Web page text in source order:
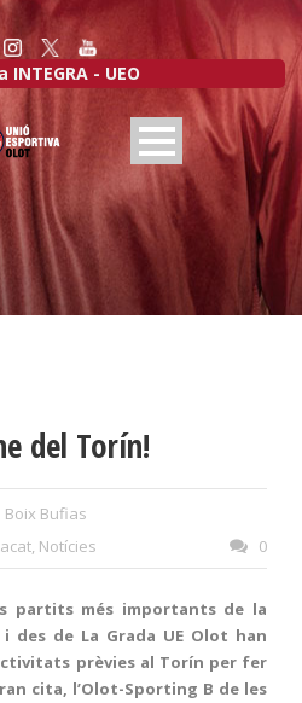
INTEGRA - UEO
del Torín!
Boix Bufias
, Notícies 0
partits més importants de la
de La Grada UE Olot han
prèvies al Torín per fer
cita, l’Olot-Sporting B de les